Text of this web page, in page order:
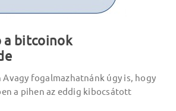
a bitcoinok
Avagy fogalmazhatnánk úgy is, hogy
a pihen az eddig kibocsátott